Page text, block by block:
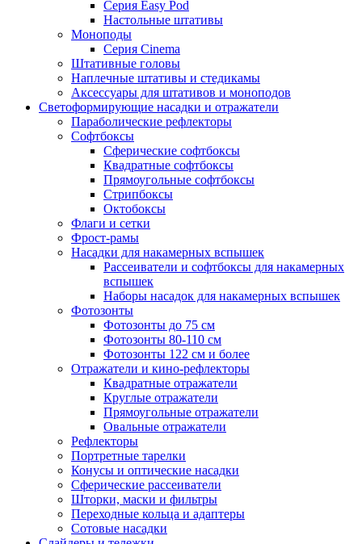
Серия Easy Pod
Настольные штативы
Моноподы
Серия Cinema
Штативные головы
Наплечные штативы и стедикамы
Аксессуары для штативов и моноподов
Светоформирующие насадки и отражатели
Параболические рефлекторы
Софтбоксы
Сферические софтбоксы
Квадратные софтбоксы
Прямоугольные софтбоксы
Стрипбоксы
Октобоксы
Флаги и сетки
Фрост-рамы
Насадки для накамерных вспышек
Рассеиватели и софтбоксы для накамерных
вспышек
Наборы насадок для накамерных вспышек
Фотозонты
Фотозонты до 75 см
Фотозонты 80-110 см
Фотозонты 122 см и более
Отражатели и кино-рефлекторы
Квадратные отражатели
Круглые отражатели
Прямоугольные отражатели
Овальные отражатели
Рефлекторы
Портретные тарелки
Конусы и оптические насадки
Сферические рассеиватели
Шторки, маски и фильтры
Переходные кольца и адаптеры
Сотовые насадки